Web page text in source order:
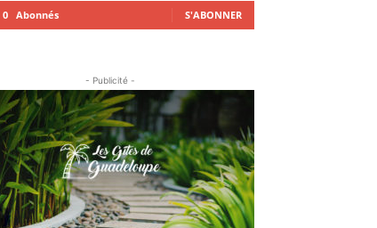
0 Abonnés S'ABONNER
- Publicité -